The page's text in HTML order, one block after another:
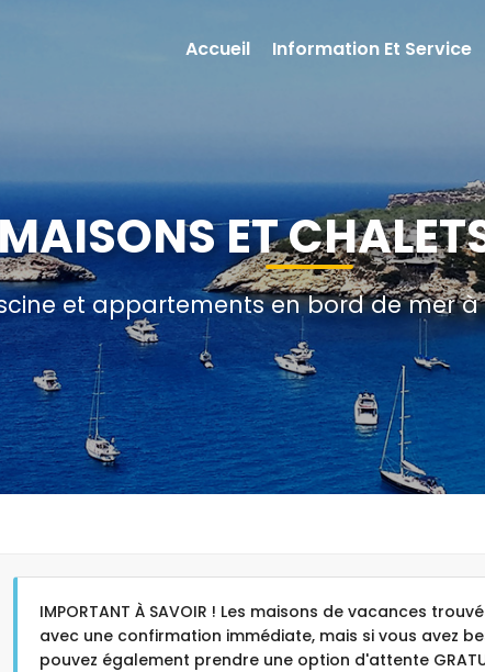
ET
et appartements en bord de mer
IMPORTANT À SAVOIR ! Les maisons de vacances
avec une confirmation immédiate, mais si vous avez
pouvez également prendre une option d'attente
Accueil Information Et Service